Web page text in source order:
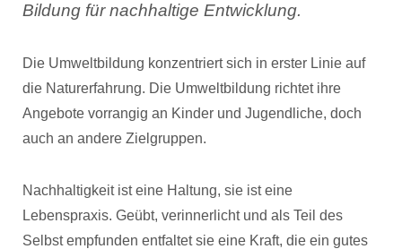
Bildung für nachhaltige Entwicklung.
Die Umweltbildung konzentriert sich in erster Linie auf
die Naturerfahrung. Die Umweltbildung richtet ihre
Angebote vorrangig an Kinder und Jugendliche, doch
auch an andere Zielgruppen.
Nachhaltigkeit ist eine Haltung, sie ist eine
Lebenspraxis. Geübt, verinnerlicht und als Teil des
Selbst empfunden entfaltet sie eine Kraft, die ein gutes